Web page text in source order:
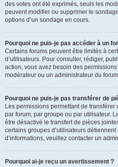
des votes ont été exprimés, seuls les
peuvent modifier ou supprimer le
options d’un sondage en cours.
Pourquoi ne puis-je pas accéder à un
Certains forums peuvent être limités à
d’utilisateurs. Pour consulter, rédiger,
action, vous avez besoin des
modérateur ou un administrateur du
Pourquoi ne puis-je pas transférer de
Les permissions permettant de
par forum, par groupe ou par utilisateur.
être désactivé le transfert de pièces
certains groupes d’utilisateurs
d’informations, veuillez contacter un
Pourquoi ai-je reçu un avertissement ?